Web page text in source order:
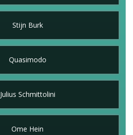
Stijn Burk
Quasimodo
Julius Schmittolini
Ome Hein